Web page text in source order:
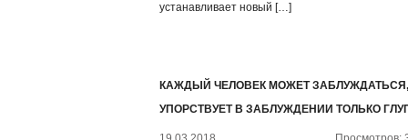
устанавливает новый […]
КАЖДЫЙ ЧЕЛОВЕК МОЖЕТ
УПОРСТВУЕТ В ЗАБЛУЖДЕНИИ ТОЛЬКО